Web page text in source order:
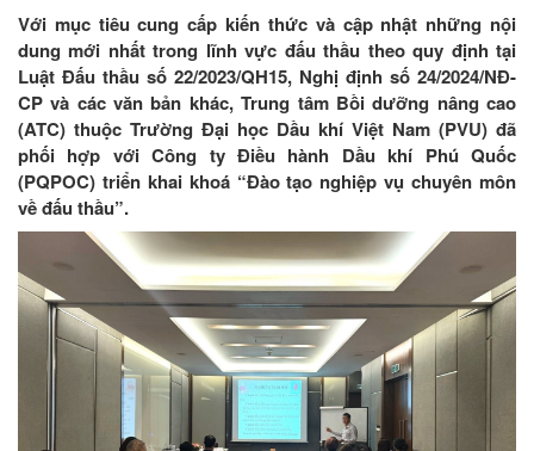
Với mục tiêu cung cấp kiến thức và cập nhật những nội
dung mới nhất trong lĩnh vực đấu thầu theo quy định tại
Luật Đấu thầu số 22/2023/QH15, Nghị định số 24/2024/NĐ-
CP và các văn bản khác, Trung tâm Bồi dưỡng nâng cao
(ATC) thuộc Trường Đại học Dầu khí Việt Nam (PVU) đã
phối hợp với Công ty Điều hành Dầu khí Phú Quốc
(PQPOC) triển khai khoá “Đào tạo nghiệp vụ chuyên môn
về đấu thầu”.